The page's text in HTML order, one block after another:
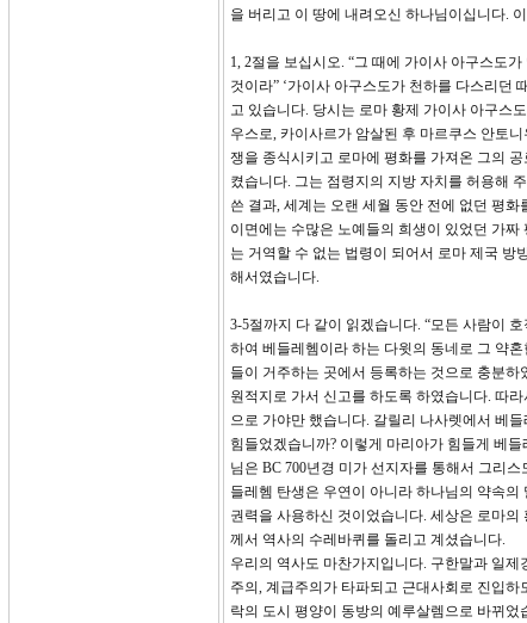
을 버리고 이 땅에 내려오신 하나님이십니다.
1, 2절을 보십시오. “그 때에 가이사 아구스도
것이라” ‘가이사 아구스도가 천하를 다스리던
고 있습니다. 당시는 로마 황제 가이사 아구스
우스로, 카이사르가 암살된 후 마르쿠스 안토
쟁을 종식시키고 로마에 평화를 가져온 그의
켰습니다. 그는 점령지의 지방 자치를 허용해
쓴 결과, 세계는 오랜 세월 동안 전에 없던 평
이면에는 수많은 노예들의 희생이 있었던 가
는 거역할 수 없는 법령이 되어서 로마 제국 방
해서였습니다.
3-5절까지 다 같이 읽겠습니다. “모든 사람이
하여 베들레헴이라 하는 다윗의 동네로 그 약
들이 거주하는 곳에서 등록하는 것으로 충분
원적지로 가서 신고를 하도록 하였습니다. 따
으로 가야만 했습니다. 갈릴리 나사렛에서 베
힘들었겠습니까? 이렇게 마리아가 힘들게 베
님은 BC 700년경 미가 선지자를 통해서 그리
들레헴 탄생은 우연이 아니라 하나님의 약속
권력을 사용하신 것이었습니다. 세상은 로마
께서 역사의 수레바퀴를 돌리고 계셨습니다.
우리의 역사도 마찬가지입니다. 구한말과 일
주의, 계급주의가 타파되고 근대사회로 진입
락의 도시 평양이 동방의 예루살렘으로 바뀌었